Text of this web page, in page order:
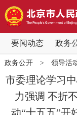
要闻动态 政务
要闻动态
党中央精神
北京要闻
政务公开> 领导活
市委理论学习
力强调 不折
动“十五五”开